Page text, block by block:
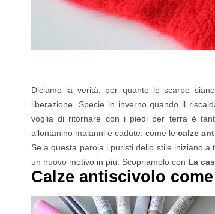
Diciamo la verità: per quanto le scarpe
liberazione. Specie in inverno quando il
voglia di ritornare con i piedi per terra è
allontanino malanni e cadute, come le calze
Se a questa parola i puristi dello stile iniziano a
un nuovo motivo in più. Scopriamolo con La
Calze antiscivolo